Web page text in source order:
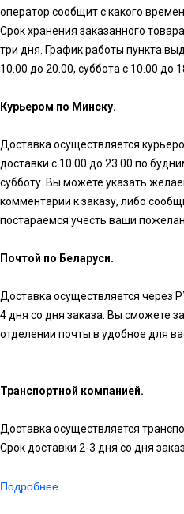
оператор сообщит с какого
Срок хранения заказанного
три дня. График работы пункта
10.00 до 20.00, суббота с 10.00 до
Курьером по Минску.
Доставка осуществляется
доставки с 10.00 до 23.00 по
субботу. Вы можете указать
комментарии к заказу, либо
постараемся учесть ваши
Почтой по Беларуси.
Доставка осуществляется через
4 дня со дня заказа. Вы сможете
отделении почты в удобное для
Транспортной компанией.
Доставка осуществляется
Срок доставки 2-3 дня со дня
Подробнее